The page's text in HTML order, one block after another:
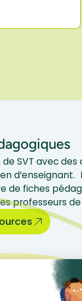
de SVT avec
de fiches
professeurs